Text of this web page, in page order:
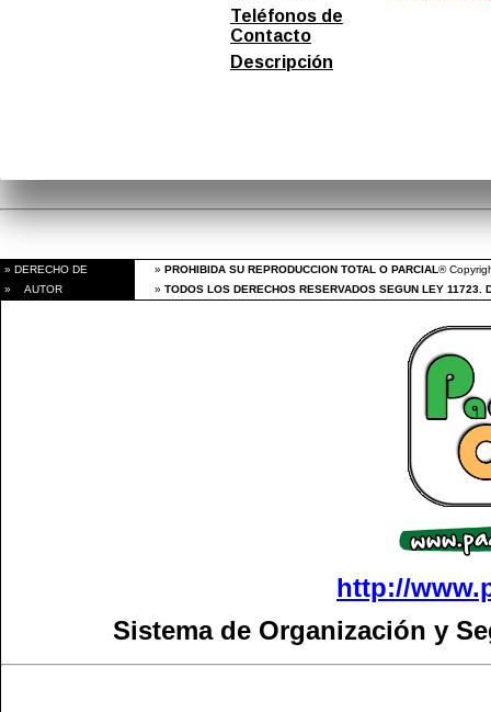
Teléfonos de
Contacto
Descripción
» DERECHO DE » PROHIBIDA SU REPRODUCCION TOTAL O PARCIAL®
» AUTOR
» TODOS LOS DERECHOS RESERVADOS SEGUN LEY
http://
Sistema de Organización y